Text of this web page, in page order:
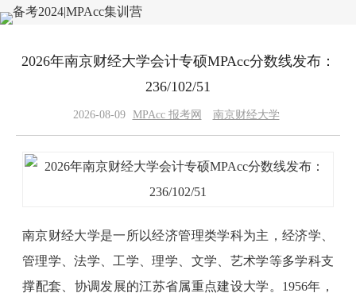
2026年南京财经大学会计专硕MPAcc分数线发布：
236/102/51
2026-08-09 MPAcc 报考网 南京财经大学
南京财经大学是一所以经济管理类学科为主，经济学、
管理学、法学、工学、理学、文学、艺术学等多学科支
撑配套、协调发展的江苏省属重点建设大学。1956年，